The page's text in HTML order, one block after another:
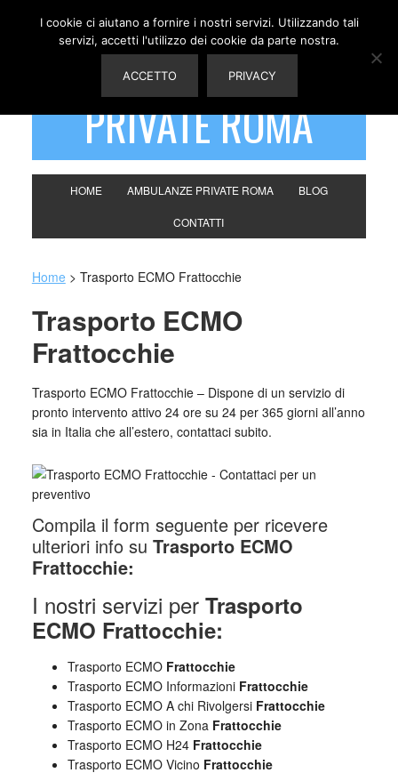
AMBULANZE
PRIVATE ROMA
HOME AMBULANZE PRIVATE ROMA BLOG
CONTATTI
Home > Trasporto ECMO Frattocchie
Trasporto ECMO
Frattocchie
Trasporto ECMO Frattocchie – Dispone di un servizio di
pronto intervento attivo 24 ore su 24 per 365 giorni all’anno
sia in Italia che all’estero, contattaci subito.
Compila il form seguente per ricevere
ulteriori info su Trasporto ECMO
Frattocchie:
I nostri servizi per Trasporto
ECMO Frattocchie:
Trasporto ECMO Frattocchie
Trasporto ECMO Informazioni Frattocchie
Trasporto ECMO A chi Rivolgersi Frattocchie
Trasporto ECMO in Zona Frattocchie
Trasporto ECMO H24 Frattocchie
Trasporto ECMO Vicino Frattocchie
I cookie ci aiutano a fornire i nostri servizi. Utilizzando tali
servizi, accetti l'utilizzo dei cookie da parte nostra.
ACCETTO PRIVACY